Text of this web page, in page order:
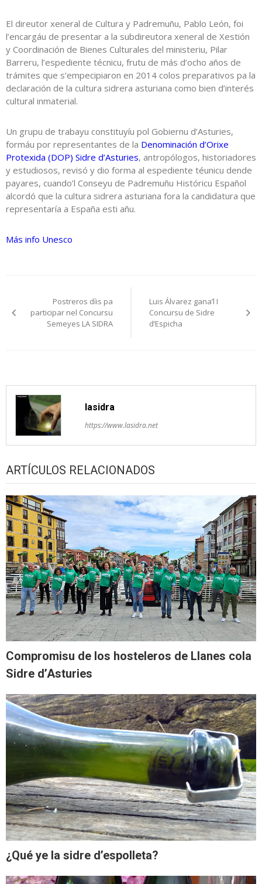
El direutor xeneral de Cultura y Padremuñu, Pablo León, foi
l’encargáu de presentar a la subdireutora xeneral de Xestión
y Coordinación de Bienes Culturales del ministeriu, Pilar
Barreru, l’espediente técnicu, frutu de más d’ocho años de
trámites que s’empecipiaron en 2014 colos preparativos pa la
declaración de la cultura sidrera asturiana como bien d’interés
cultural inmaterial.
Un grupu de trabayu constituyíu pol Gobiernu d’Asturies,
formáu por representantes de la Denominación d’Orixe
Protexida (DOP) Sidre d’Asturies, antropólogos, historiadores
y estudiosos, revisó y dio forma al espediente téunicu dende
payares, cuando’l Conseyu de Padremuñu Históricu Español
alcordó que la cultura sidrera asturiana fora la candidatura que
representaría a España esti añu.
Más info Unesco
pelos
artículos
Postreros díis pa
participar nel Concursu
Semeyes LA SIDRA
Luis Álvarez gana’l I
Concursu de Sidre
d’Espicha
lasidra
https://www.lasidra.net
ARTÍCULOS RELACIONADOS
Compromisu de los hosteleros de Llanes cola
Sidre d’Asturies
¿Qué ye la sidre d’espolleta?